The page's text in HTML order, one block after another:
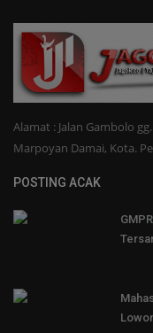
Alamat : Jalan Gambolo
Marpoyan Damai, Kota.
POSTING ACAK